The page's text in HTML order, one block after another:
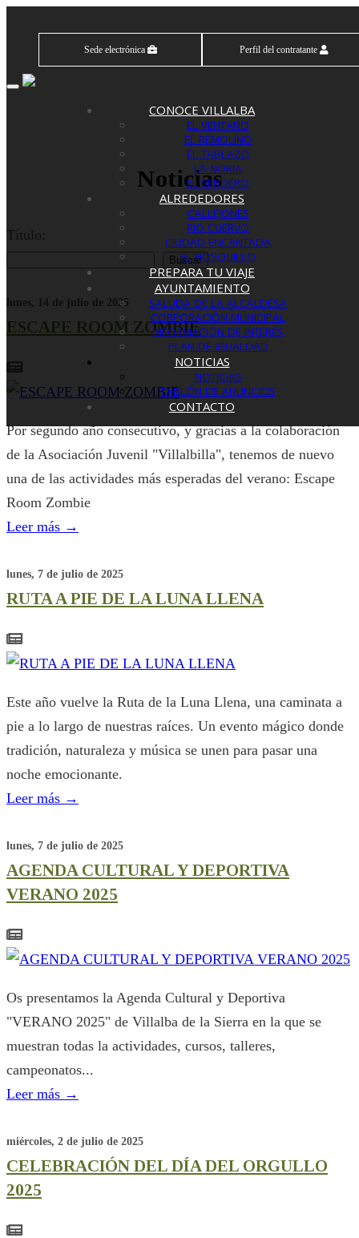
Sede electrónica Perfil del contratante
Toggle
CONOCE VILLALBA
EL VENTANO
EL REMOLINO
EL TABLAZO
LA NORIA
EL SENDERO
ALREDEDORES
CALLEJONES
RIO CUERVO
CIUDAD ENCANTADA
EL HOSQUILLO
PREPARA TU VIAJE
AYUNTAMIENTO
SALUDA DE LA ALCALDESA
CORPORACIÓN MUNICIPAL
INFORMACIÓN DE INTERÉS
PLAN DE IGUALDAD
NOTICIAS
NOTICIAS
TABLÓN DE ANUNCIOS
CONTACTO
Noticias
Título:
lunes, 14 de julio de 2025
ESCAPE ROOM ZOMBIE
Por segundo año consecutivo, y gracias a la colaboración
de la Asociación Juvenil "Villalbilla", tenemos de nuevo
una de las actividades más esperadas del verano: Escape
Room Zombie
Leer más →
lunes, 7 de julio de 2025
RUTA A PIE DE LA LUNA LLENA
Este año vuelve la Ruta de la Luna Llena, una caminata a
pie a lo largo de nuestras raíces. Un evento mágico donde
tradición, naturaleza y música se unen para pasar una
noche emocionante.
Leer más →
lunes, 7 de julio de 2025
AGENDA CULTURAL Y DEPORTIVA
VERANO 2025
Os presentamos la Agenda Cultural y Deportiva
"VERANO 2025" de Villalba de la Sierra en la que se
muestran todas la actividades, cursos, talleres,
campeonatos...
Leer más →
miércoles, 2 de julio de 2025
CELEBRACIÓN DEL DÍA DEL ORGULLO
2025